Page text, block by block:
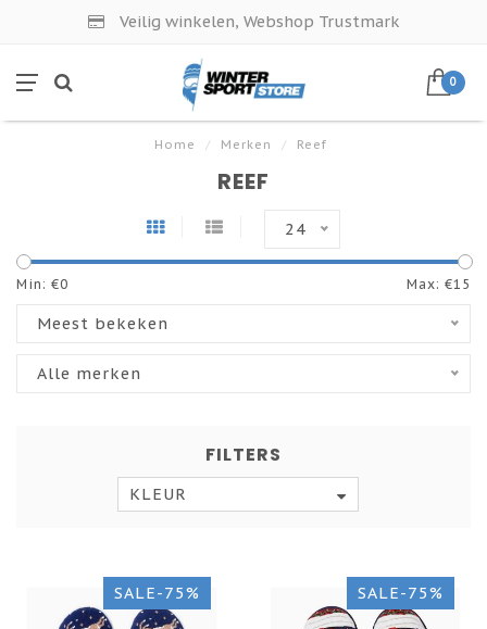
Veilig winkelen, Webshop Trustmark
0
Home / Merken / Reef
REEF
24
Min: €0 Max: €15
Meest bekeken
Alle merken
FILTERS
KLEUR
SALE-75% SALE-75%